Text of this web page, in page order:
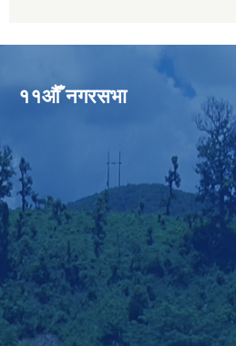
११औँ नगरसभा